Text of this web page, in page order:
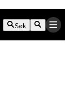
Søk